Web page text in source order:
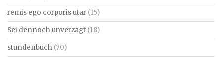
remis ego corporis utar (15)
Sei dennoch unverzagt (18)
stundenbuch (70)